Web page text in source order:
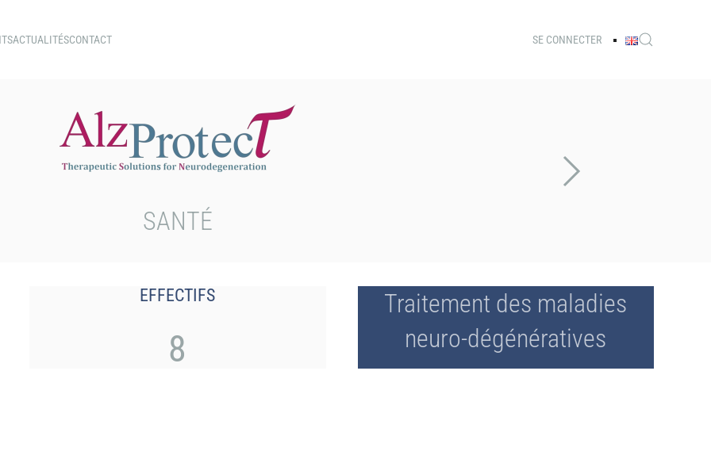
ACTUALITÉSCONTACT SE CONNECTER
SANTÉ
EFFECTIFS
8
Traitement des maladies
neuro-dégénératives